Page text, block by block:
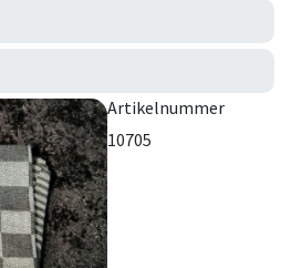
Artikelnummer
10705